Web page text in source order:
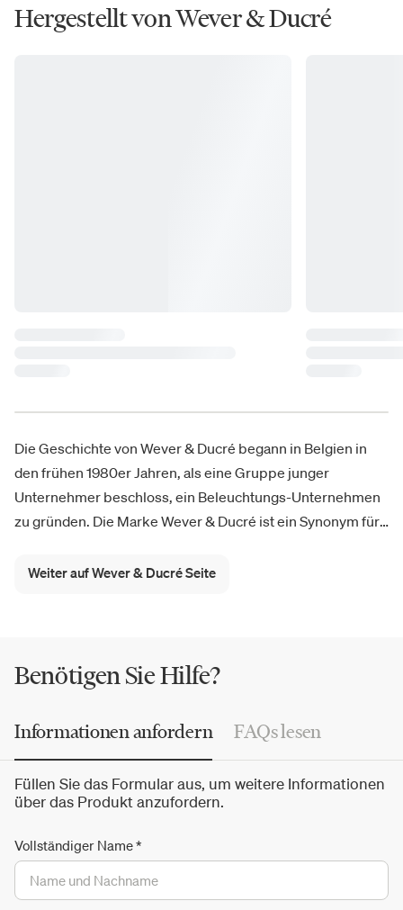
Hergestellt von Wever & Ducré
Die Geschichte von Wever & Ducré begann in Belgien in
den frühen 1980er Jahren, als eine Gruppe junger
Unternehmer beschloss, ein Beleuchtungs-Unternehmen
zu gründen. Die Marke Wever & Ducré ist ein Synonym für
Design,hoher Qualitätundmodernsten LEDs
Ceno und Plano bis hin zur minimalistischen Kollektion der
Box-Lampen, darunter die Lampe BoxMini 1.0.
Weiter auf Wever & Ducré Seite
Benötigen Sie Hilfe?
Informationen anfordern FAQs lesen
Füllen Sie das Formular aus, um weitere Informationen
über das Produkt anzufordern.
Vollständiger Name*